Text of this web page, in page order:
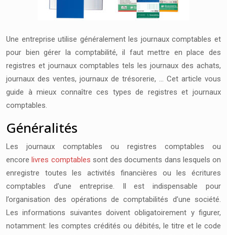
Une entreprise utilise généralement les journaux comptables et
pour bien gérer la comptabilité, il faut mettre en place des
registres et journaux comptables tels les journaux des achats,
journaux des ventes, journaux de trésorerie, … Cet article vous
guide à mieux connaître ces types de registres et journaux
comptables.
Généralités
Les journaux comptables ou registres comptables ou
encorelivres comptables sont des documents dans lesquels on
enregistre toutes les activités financières ou les écritures
comptables d’une entreprise. Il est indispensable pour
l’organisation des opérations de comptabilités d’une société.
Les informations suivantes doivent obligatoirement y figurer,
notamment: les comptes crédités ou débités, le titre et le code